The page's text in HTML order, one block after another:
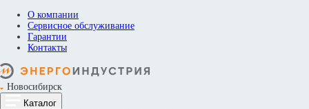
О компании
Сервисное обслуживание
Гарантии
Контакты
Новосибирск
Каталог